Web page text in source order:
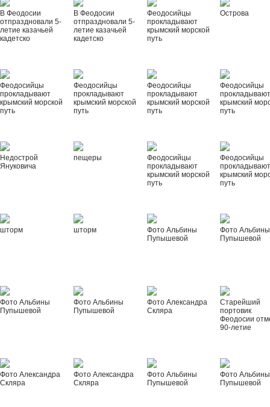
В Феодосии
отпраздновали 5-
летие казачьей
кадетско
В Феодосии
отпраздновали 5-
летие казачьей
кадетско
Феодосийцы
прокладывают
крымский морской
путь
Острова
Феодосийцы
прокладывают
крымский морской
путь
Феодосийцы
прокладывают
крымский морской
путь
Феодосийцы
прокладывают
крымский морской
путь
Феодосийцы
крымский
путь
Недострой
Януковича
пещеры
Феодосийцы
прокладывают
крымский морской
путь
Феодосийцы
крымский
путь
шторм шторм
Фото Альбины
Пупышевой
Фото Альбины
Пупышевой
Фото Альбины
Пупышевой
Фото Альбины
Пупышевой
Фото Александра
Скляра
Старейший
портовик
Феодосии
90-летие
Фото Александра
Скляра
Фото Александра
Скляра
Фото Альбины
Пупышевой
Фото Альбины
Пупышевой